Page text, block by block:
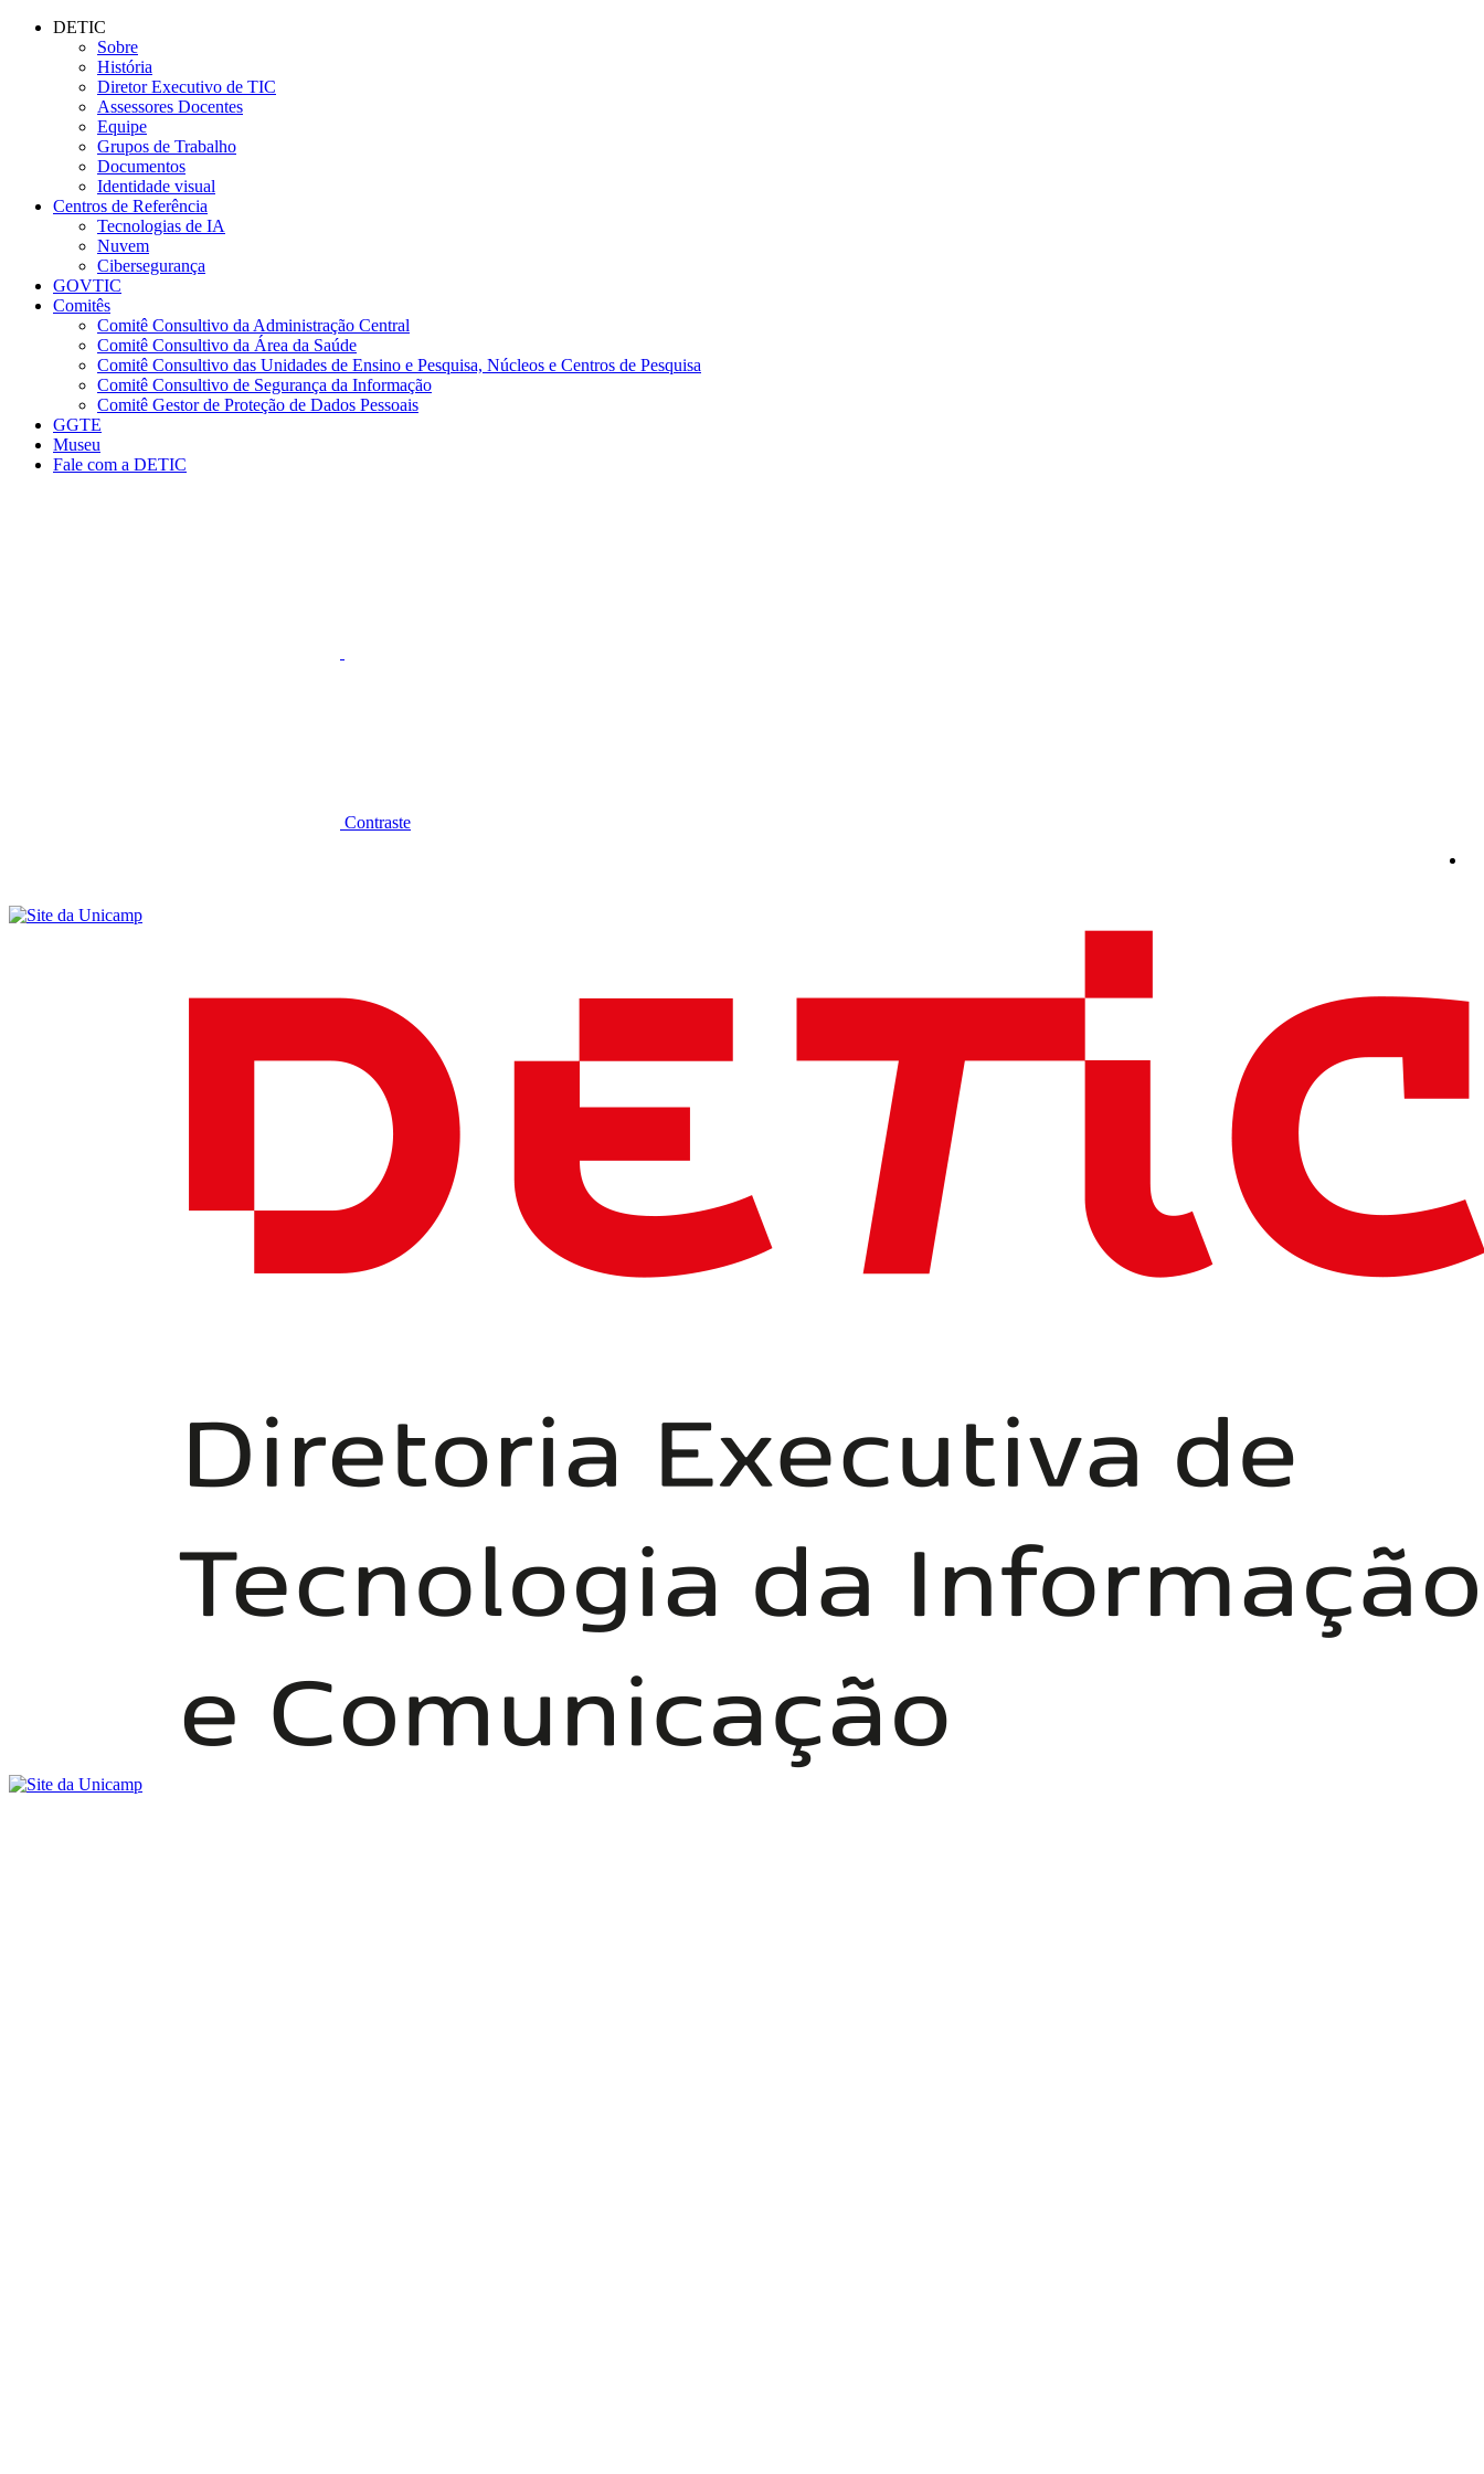
Conteúdo principal
DETIC
Sobre
História
Diretor Executivo de TIC
Assessores Docentes
Equipe
Grupos de Trabalho
Documentos
Identidade visual
Centros de Referência
Tecnologias de IA
Nuvem
Cibersegurança
GOVTIC
Comitês
Comitê Consultivo da Administração Central
Comitê Consultivo da Área da Saúde
Comitê Consultivo das Unidades de Ensino e Pesquisa, Núcleos e Centros de Pesquisa
Comitê Consultivo de Segurança da Informação
Comitê Gestor de Proteção de Dados Pessoais
GGTE
Museu
Fale com a DETIC
Contraste